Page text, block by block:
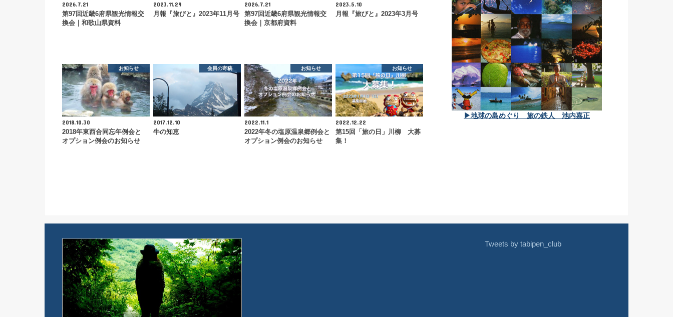
2026.7.21
第97回近畿6府県観光情報交
換会｜和歌山県資料
2023.11.29
月報『旅びと』2023年11月号
2026.7.21
第97回近畿6府県観光情報交
換会｜京都府資料
2023.5.10
月報『旅びと』2023年3月号
お知らせ
2018.10.30
2018年東西合同忘年例会と
オプション例会のお知らせ
会員の寄稿
2017.12.10
牛の知恵
お知らせ
2022.11.1
2022年冬の塩原温泉郷例会と
オプション例会のお知らせ
お知らせ
2022.12.22
第15回「旅の日」川柳 大募
集！
▶地球の島めぐり 旅の鉄人 池内嘉正
Tweets by tabipen_club